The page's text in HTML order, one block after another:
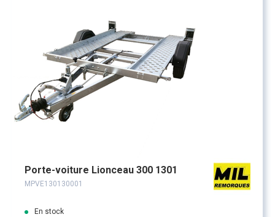
Porte-voiture Lionceau 300 1301
MPVE130130001
En stock